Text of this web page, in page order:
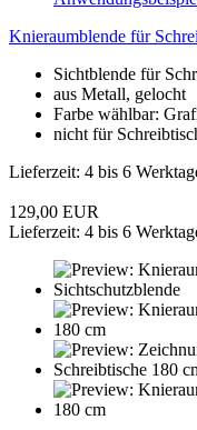
Knieraumblende für
Sichtblende für
aus Metall, gelocht
Farbe wählbar:
nicht für
Lieferzeit: 4 bis 6
129,00 EUR
Lieferzeit: 4 bis 6